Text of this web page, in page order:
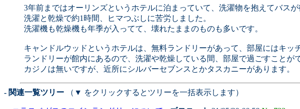
3年前まではオーリンズというホテルに泊まっていて、洗濯物を抱えてバス
洗濯と乾燥で約1時間、ヒマつぶしに苦労しました。
洗濯機も乾燥機も年季が入ってて、壊れたままのものも多いです。
キャンドルウッドというホテルは、無料ランドリーがあって、部屋にはキッ
ランドリーが館内にあるので、洗濯や乾燥している間、部屋で過ごすことが
カジノは無いですが、近所にシルバーセブンスとかタスカニーがあります。
- 関連一覧ツリー （▼ をクリックするとツリーを一括表示します）